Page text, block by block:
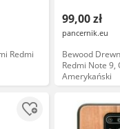
Redmi
99,00 zł
pancernik.eu
Bewood
Redmi Note 9,
Amerykański